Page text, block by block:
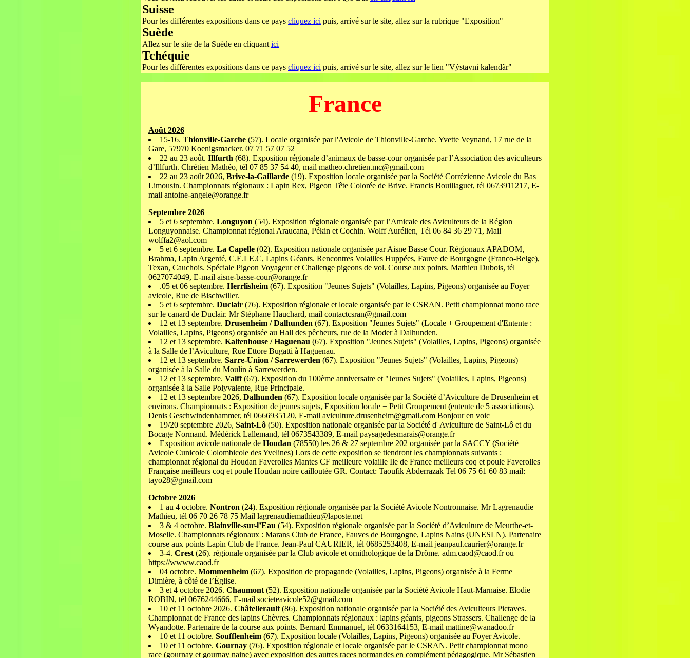
Suisse
Pour les différentes expositions dans ce pays cliquez ici puis, arrivé sur le site, allez sur la rubrique "Exposition"
Suède
Allez sur le site de la Suède en cliquant ici
Tchéquie
Pour les différentes expositions dans ce pays cliquez ici puis, arrivé sur le site, allez sur le lien "Výstavni kalendãr"
France
Août 2026
15-16. Thionville-Garche (57). Locale organisée par l'Avicole de Thionville-Garche. Yvette Veynand, 17 rue de la
Gare, 57970 Koenigsmacker. 07 71 57 07 52
22 au 23 août. Illfurth (68). Exposition régionale d’animaux de basse-cour organisée par l’Association des aviculteurs
d’Illfurth. Chrétien Mathéo, tél 07 85 37 54 40, mail matheo.chretien.mc@gmail.com
22 au 23 août 2026, Brive-la-Gaillarde (19). Exposition locale organisée par la Société Corrézienne Avicole du Bas
Limousin. Championnats régionaux : Lapin Rex, Pigeon Tête Colorée de Brive. Francis Bouillaguet, tél 0673911217, E-
mail antoine-angele@orange.fr
Septembre 2026
5 et 6 septembre. Longuyon (54). Exposition régionale organisée par l’Amicale des Aviculteurs de la Région
Longuyonnaise. Championnat régional Araucana, Pékin et Cochin. Wolff Aurélien, Tél 06 84 36 29 71, Mail
wolffa2@aol.com
5 et 6 septembre. La Capelle (02). Exposition nationale organisée par Aisne Basse Cour. Régionaux APADOM,
Brahma, Lapin Argenté, C.E.LE.C, Lapins Géants. Rencontres Volailles Huppées, Fauve de Bourgogne (Franco-Belge),
Texan, Cauchois. Spéciale Pigeon Voyageur et Challenge pigeons de vol. Course aux points. Mathieu Dubois, tél
0627074049, E-mail aisne-basse-cour@orange.fr
.05 et 06 septembre. Herrlisheim (67). Exposition "Jeunes Sujets" (Volailles, Lapins, Pigeons) organisée au Foyer
avicole, Rue de Bischwiller.
5 et 6 septembre. Duclair (76). Exposition régionale et locale organisée par le CSRAN. Petit championnat mono race
sur le canard de Duclair. Mr Stéphane Hauchard, mail contactcsran@gmail.com
12 et 13 septembre. Drusenheim / Dalhunden (67). Exposition "Jeunes Sujets" (Locale + Groupement d'Entente :
Volailles, Lapins, Pigeons) organisée au Hall des pêcheurs, rue de la Moder à Dalhunden.
12 et 13 septembre. Kaltenhouse / Haguenau (67). Exposition "Jeunes Sujets" (Volailles, Lapins, Pigeons) organisée
à la Salle de l’Aviculture, Rue Ettore Bugatti à Haguenau.
12 et 13 septembre. Sarre-Union / Sarrewerden (67). Exposition "Jeunes Sujets" (Volailles, Lapins, Pigeons)
organisée à la Salle du Moulin à Sarrewerden.
12 et 13 septembre. Valff(67). Exposition du 100ème anniversaire et "Jeunes Sujets" (Volailles, Lapins, Pigeons)
organisée à la Salle Polyvalente, Rue Principale.
12 et 13 septembre 2026, Dalhunden (67). Exposition locale organisée par la Société d’Aviculture de Drusenheim et
environs. Championnats : Exposition de jeunes sujets, Exposition locale + Petit Groupement (entente de 5 associations).
Denis Geschwindenhammer, tél 0666935120, E-mail aviculture.drusenheim@gmail.com Bonjour en voic
19/20 septembre 2026, Saint-Lô (50). Exposition nationale organisée par la Société d' Aviculture de Saint-Lô et du
Bocage Normand. Médérick Lallemand, tél 0673543389, E-mail paysagedesmarais@orange.fr
Exposition avicole nationale de Houdan (78550) les 26 & 27 septembre 202 organisée par la SACCY (Société
Avicole Cunicole Colombicole des Yvelines) Lors de cette exposition se tiendront les championnats suivants :
championnat régional du Houdan Faverolles Mantes CF meilleure volaille Ile de France meilleurs coq et poule Faverolles
Française meilleurs coq et poule Houdan noire cailloutée GR. Contact: Taoufik Abderrazak Tel 06 75 61 60 83 mail:
tayo28@gmail.com
Octobre 2026
1 au 4 octobre. Nontron (24). Exposition régionale organisée par la Société Avicole Nontronnaise. Mr Lagrenaudie
Mathieu, tél 06 70 26 78 75 Mail lagrenaudiemathieu@laposte.net
3 & 4 octobre. Blainville-sur-l’Eau (54). Exposition régionale organisée par la Société d’Aviculture de Meurthe-et-
Moselle. Championnats régionaux : Marans Club de France, Fauves de Bourgogne, Lapins Nains (UNESLN). Partenaire
course aux points Lapin Club de France. Jean-Paul CAURIER, tél 0685253408, E-mail jeanpaul.caurier@orange.fr
3-4. Crest (26). régionale organisée par la Club avicole et ornithologique de la Drôme. adm.caod@caod.fr ou
https://wwww.caod.fr
04 octobre. Mommenheim (67). Exposition de propagande (Volailles, Lapins, Pigeons) organisée à la Ferme
Dimière, à côté de l’Église.
3 et 4 octobre 2026. Chaumont (52). Exposition nationale organisée par la Société Avicole Haut-Marnaise. Elodie
ROBIN, tél 0676244666, E-mail societeavicole52@gmail.com
10 et 11 octobre 2026. Châtellerault (86). Exposition nationale organisée par la Société des Aviculteurs Pictaves.
Championnat de France des lapins Chèvres. Championnats régionaux : lapins géants, pigeons Strassers. Challenge de la
Wyandotte. Partenaire de la course aux points. Bernard Emmanuel, tél 0633164153, E-mail mattine@wanadoo.fr
10 et 11 octobre. Soufflenheim (67). Exposition locale (Volailles, Lapins, Pigeons) organisée au Foyer Avicole.
10 et 11 octobre. Gournay (76). Exposition régionale et locale organisée par le CSRAN. Petit championnat mono
race (gournay et gournay naine) avec exposition des autres races normandes en complément pédagogique. Mr Sébastien